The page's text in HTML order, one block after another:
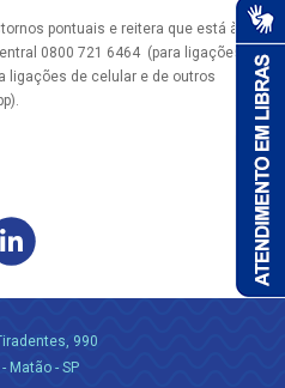
pontuais e reitera que está à
0800 721 6464 (para ligações de
ligações de celular e de outros
990
Matão - SP